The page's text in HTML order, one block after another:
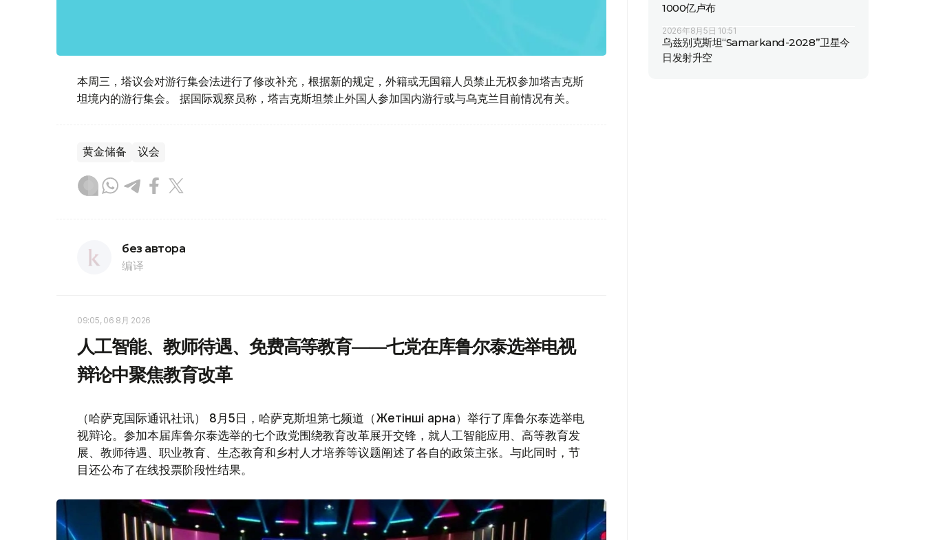
本周三，塔议会对游行集会法进行了修改补充，根据新的规定，外籍或无国籍人员禁止无权参加塔吉克斯
坦境内的游行集会。 据国际观察员称，塔吉克斯坦禁止外国人参加国内游行或与乌克兰目前情况有关。
黄金储备 议会
без автора
编译
09:05, 06 8月 2026
人工智能、教师待遇、免费高等教育——七党在库鲁尔泰选举电视
辩论中聚焦教育改革
（哈萨克国际通讯社讯） 8月5日，哈萨克斯坦第七频道（Жетінші арна）举行了库鲁尔泰选举电
视辩论。参加本届库鲁尔泰选举的七个政党围绕教育改革展开交锋，就人工智能应用、高等教育发
展、教师待遇、职业教育、生态教育和乡村人才培养等议题阐述了各自的政策主张。与此同时，节
目还公布了在线投票阶段性结果。
1000亿卢布
2026年8月5日 10:51
乌兹别克斯坦“Samarkand-2028”卫星今
日发射升空